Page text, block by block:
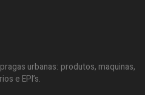
urbanas: produtos, maquinas,
e EPI’s.